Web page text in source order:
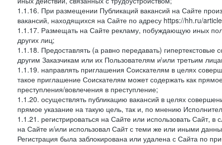
1.1.16. При размещении Публикаций вакансий на Сайте
вакансий, находящихся на Сайте по адресу https://hh.ru/
1.1.17. Размещать на Сайте рекламу, побуждающую иных
других лиц;
1.1.18. Предоставлять (а равно передавать)
другим Заказчикам или их Пользователям и\или третьим
1.1.19. направлять приглашения Соискателям в целях
такое приглашение Соискателям может содержать как
преступления/вовлечения в преступление;
1.1.20. осуществлять публикацию вакансий в целях
прямое указание на такую цель, так и, по мнению
1.1.21. регистрироваться на Сайте или использовать Сайт,
на Сайте и/или использовал Сайт с теми же или иными
Регистрация была заблокирована или удалена с Сайта по